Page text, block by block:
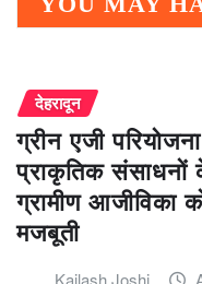
देहरादून
ग्रीन एजी
प्राकृतिक
ग्रामीण आजीविका
मजबूती